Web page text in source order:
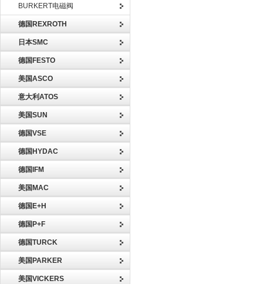
BURKERT电磁阀
德国REXROTH
日本SMC
德国FESTO
美国ASCO
意大利ATOS
美国SUN
德国VSE
德国HYDAC
德国IFM
美国MAC
德国E+H
德国P+F
德国TURCK
美国PARKER
美国VICKERS